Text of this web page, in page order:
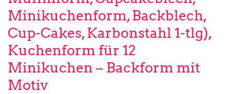
Minikuchenform, Backblech,
Cup-Cakes, Karbonstahl 1-tlg),
Kuchenform für 12
Minikuchen – Backform mit
Motiv